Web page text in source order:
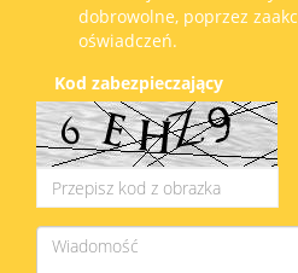
dobrowolne, poprzez
oświadczeń.
Kod zabezpieczający